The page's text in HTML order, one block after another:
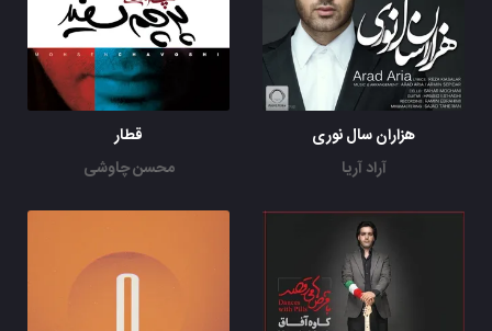
هزاران سال نوری
آراد آریا
قطار
محسن چاوشی